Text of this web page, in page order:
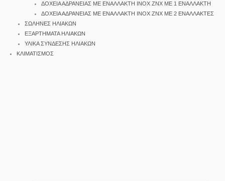
ΔΟΧΕΙΑ ΑΔΡΑΝΕΙΑΣ ΜΕ ΕΝΑΛΛΑΚΤΗ INOX ΖΝΧ ΜΕ 1 ΕΝΑΛΛΑΚΤΗ
ΔΟΧΕΙΑ ΑΔΡΑΝΕΙΑΣ ΜΕ ΕΝΑΛΛΑΚΤΗ INOX ΖΝΧ ΜΕ 2 ΕΝΑΛΛΑΚΤΕΣ
ΣΩΛΗΝΕΣ ΗΛΙΑΚΩΝ
ΕΞΑΡΤΗΜΑΤΑ ΗΛΙΑΚΩΝ
ΥΛΙΚΑ ΣΥΝΔΕΣΗΣ ΗΛΙΑΚΩΝ
ΚΛΙΜΑΤΙΣΜΟΣ